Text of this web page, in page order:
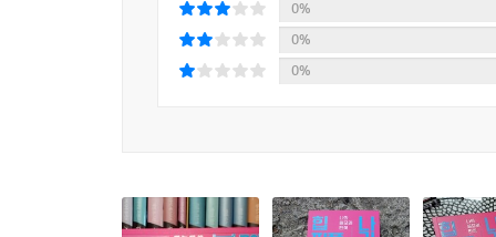
종이접기 방법 중에 ‘뒤집어 접기(Reverse
접는 것이다. 가끔 여러 겹으로 접혀 있는 부분을
어려워 종종 접는 것을 포기해야 했다. 그래서 도
0%
0%
0%